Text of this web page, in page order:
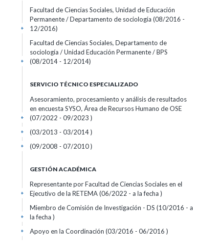
Facultad de Ciencias Sociales, Unidad de Educación
Permanente / Departamento de sociología (08/2016 -
12/2016)
+
Facultad de Ciencias Sociales, Departamento de
sociología / Unidad Educación Permanente / BPS
(08/2014 - 12/2014)
+
SERVICIO TÉCNICO ESPECIALIZADO
Asesoramiento, procesamiento y análisis de resultados
en encuesta SYSO, Área de Recursos Humano de OSE
(07/2022 - 09/2023 )
+
(03/2013 - 03/2014 )
+
(09/2008 - 07/2010 )
+
GESTIÓN ACADÉMICA
Representante por Facultad de Ciencias Sociales en el
Ejecutivo de la RETEMA (06/2022 - a la fecha )
+
Miembro de Comisión de Investigación - DS (10/2016 - a
la fecha )
+
Apoyo en la Coordinación (03/2016 - 06/2016 )
+